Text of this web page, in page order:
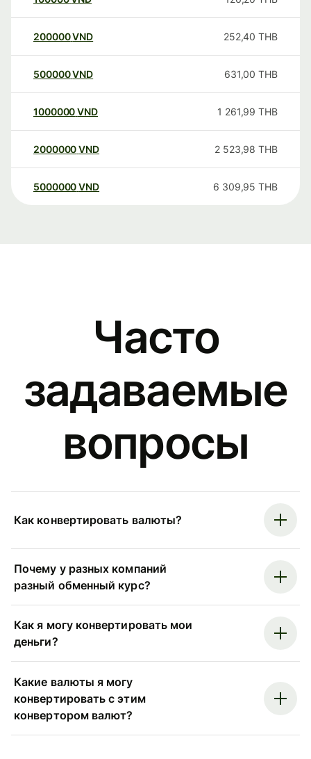
200000VND 252,40 THB
500000VND 631,00 THB
1000000VND 1 261,99 THB
2000000VND 2 523,98 THB
5000000VND 6 309,95 THB
Часто
задаваемые
вопросы
Как конвертировать валюты?
Почему у разных компаний
разный обменный курс?
Как я могу конвертировать мои
деньги?
Какие валюты я могу
конвертировать с этим
конвертором валют?